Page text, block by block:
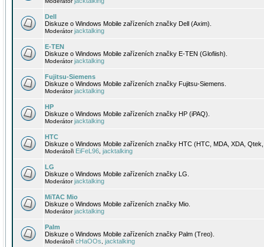
Dell
Diskuze o Windows Mobile zařízeních značky Dell (Axim).
Moderátorjacktalking
E-TEN
Diskuze o Windows Mobile zařízeních značky E-TEN (Glofiish).
Moderátorjacktalking
Fujitsu-Siemens
Diskuze o Windows Mobile zařízeních značky Fujitsu-Siemens.
Moderátorjacktalking
HP
Diskuze o Windows Mobile zařízeních značky HP (iPAQ).
Moderátorjacktalking
HTC
Diskuze o Windows Mobile zařízeních značky HTC (HTC, MDA, XDA,
Moderátoři EiFeL96 jacktalking
LG
Diskuze o Windows Mobile zařízeních značky LG.
Moderátorjacktalking
MiTAC Mio
Diskuze o Windows Mobile zařízeních značky Mio.
Moderátorjacktalking
Palm
Diskuze o Windows Mobile zařízeních značky Palm (Treo).
Moderátoři cHaOOs jacktalking